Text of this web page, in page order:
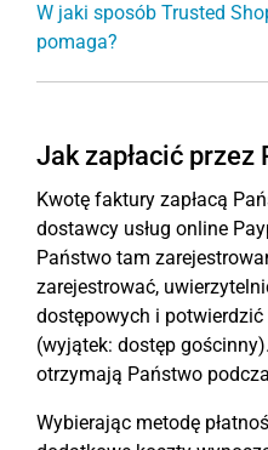
W jaki sposób Trusted
pomaga?
Jak zapłacić przez
Kwotę faktury zapłacą
dostawcy usług online
Państwo tam
zarejestrować,
dostępowych i potwierdzić
(wyjątek: dostęp
otrzymają Państwo
Wybierając metodę